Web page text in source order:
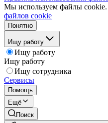
Мы используем файлы cookie.
файлов cookie
Понятно
Ищу работу
Ищу работу
Ищу работу
Ищу сотрудника
Сервисы
Помощь
Ещё
Поиск